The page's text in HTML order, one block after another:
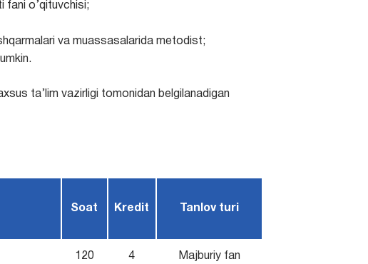
fani o’qituvchisi;
va muassasalarida metodist;
ta’lim vazirligi tomonidan belgilanadigan
Soat Kredit Tanlov turi
120 4 Majburiy fan